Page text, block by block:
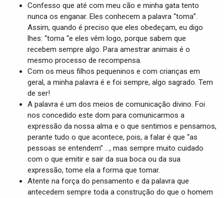
Confesso que até com meu cão e minha gata tento
nunca os enganar. Eles conhecem a palavra “toma”.
Assim, quando é preciso que eles obedeçam, eu digo
lhes: “toma “e eles vêm logo, porque sabem que
recebem sempre algo. Para amestrar animais é o
mesmo processo de recompensa.
Com os meus filhos pequeninos e com crianças em
geral, a minha palavra é e foi sempre, algo sagrado. Tem
de ser!
A palavra é um dos meios de comunicação divino. Foi
nos concedido este dom para comunicarmos a
expressão da nossa alma e o que sentimos e pensamos,
perante tudo o que acontece, pois, a falar é que “as
pessoas se entendem” …, mas sempre muito cuidado
com o que emitir e sair da sua boca ou da sua
expressão, tome ela a forma que tomar.
Atente na força do pensamento e da palavra que
antecedem sempre toda a construção do que o homem